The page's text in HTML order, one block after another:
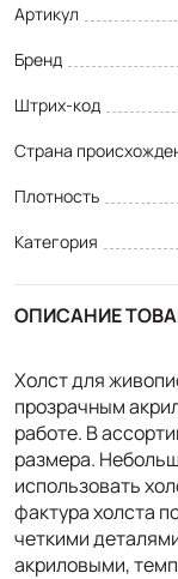
Артикул
Бренд
Штрих-код
Страна
Плотность
Категория
ОПИСАНИЕ
Холст для
прозрачным
работе. В
размера.
использовать
фактура холста
четкими
акриловыми,